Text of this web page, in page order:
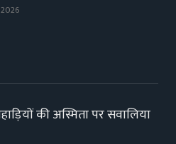
की अस्मिता पर सवालिया